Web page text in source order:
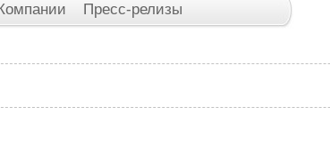
Пресс-релизы